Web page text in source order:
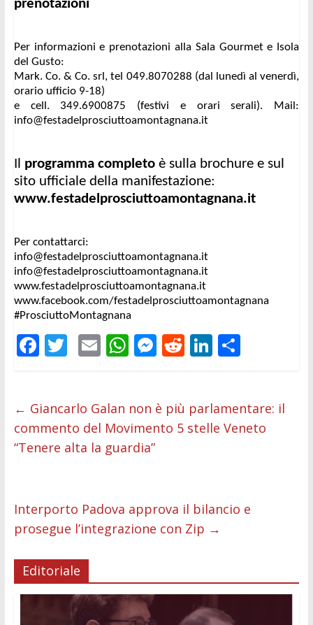
prenotazioni
Per informazioni e prenotazioni alla Sala Gourmet e Isola
del Gusto:
Mark. Co. & Co. srl, tel 049.8070288 (dal lunedì al venerdì,
orario ufficio 9-18)
info@festadelprosciuttoamontagnana.it
Il programma completo è sulla brochure e sul
www.festadelprosciuttoamontagnana.it
Per contattarci:
info@festadelprosciuttoamontagnana.it
info@festadelprosciuttoamontagnana.it
www.festadelprosciuttoamontagnana.it
www.facebook.com/festadelprosciuttoamontagnana
#ProsciuttoMontagnana
F
b
o
o
T
er
E
l
W
s
A
p
M
e
n
R
di
t
Li
e
dI
C
di
vi
← Giancarlo Galan non è più parlamentare: il
commento del Movimento 5 stelle Veneto
“Tenere alta la guardia”
Interporto Padova approva il bilancio e
prosegue l’integrazione con Zip →
Editoriale